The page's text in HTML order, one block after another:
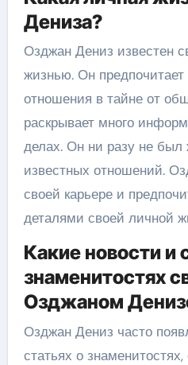
Дениза?
Озджан Дениз известен
жизнью. Он
отношения в тайне от
раскрывает много
делах. Он ни разу не был
известных отношений.
своей карьере и
деталями своей личной
Какие новости и
знаменитостях
Озджаном
Озджан Дениз часто
статьях о